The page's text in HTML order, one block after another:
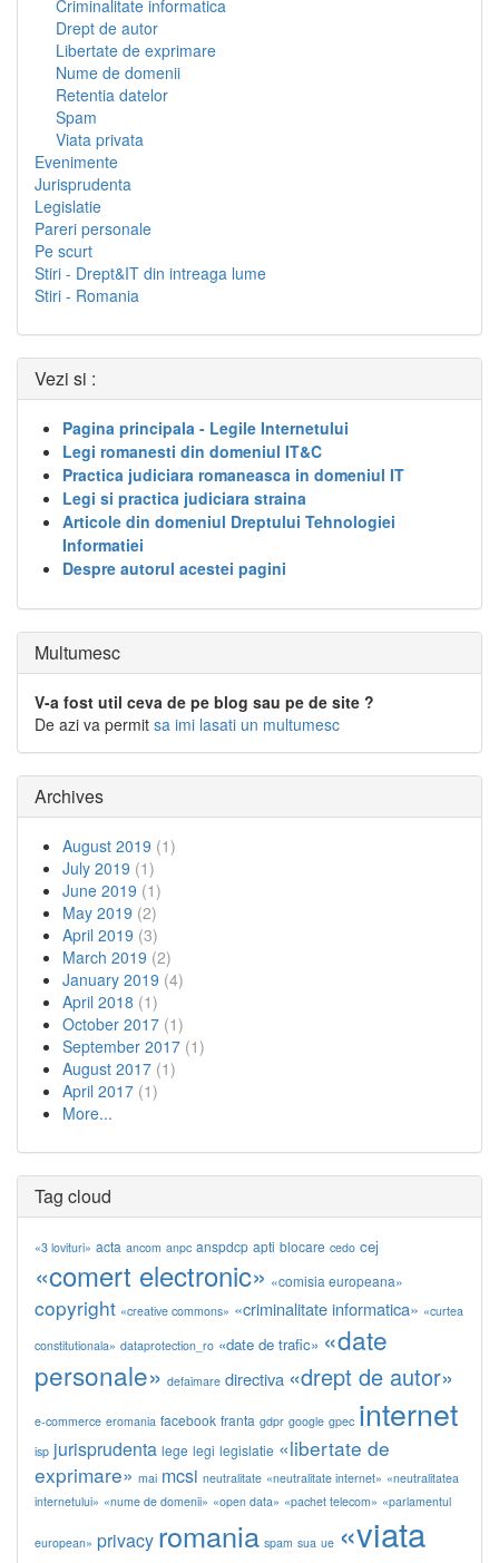
Criminalitate informatica
Drept de autor
Libertate de exprimare
Nume de domenii
Retentia datelor
Spam
Viata privata
Evenimente
Jurisprudenta
Legislatie
Pareri personale
Pe scurt
Stiri - Drept&IT din intreaga lume
Stiri - Romania
Vezi si :
Pagina principala - Legile Internetului
Legi romanesti din domeniul IT&C
Practica judiciara romaneasca in domeniul IT
Legi si practica judiciara straina
Articole din domeniul Dreptului Tehnologiei
Informatiei
Despre autorul acestei pagini
Multumesc
V-a fost util ceva de pe blog sau pe de site ?
De azi va permit sa imi lasati un multumesc
Archives
August 2019 (1)
July 2019 (1)
June 2019 (1)
May 2019 (2)
April 2019 (3)
March 2019 (2)
January 2019 (4)
April 2018 (1)
October 2017 (1)
September 2017 (1)
August 2017 (1)
April 2017 (1)
More...
Tag cloud
«3 lovituri» acta ancom anpc anspdcp apti blocare cedo cej
«comert electronic» «comisia europeana»
copyright «creative commons» «criminalitate informatica» «curtea
constitutionala» dataprotection_ro «date de trafic» «date
personale» defaimare directiva «drept de autor»
e-commerce eromania facebook franta gdpr google gpec internet
isp jurisprudenta lege legi legislatie «libertate de
exprimare» mai mcsi neutralitate «neutralitate internet» «neutralitatea
internetului» «nume de domenii» «open data» «pachet telecom» «parlamentul
european» privacy romania spam sua ue «viata